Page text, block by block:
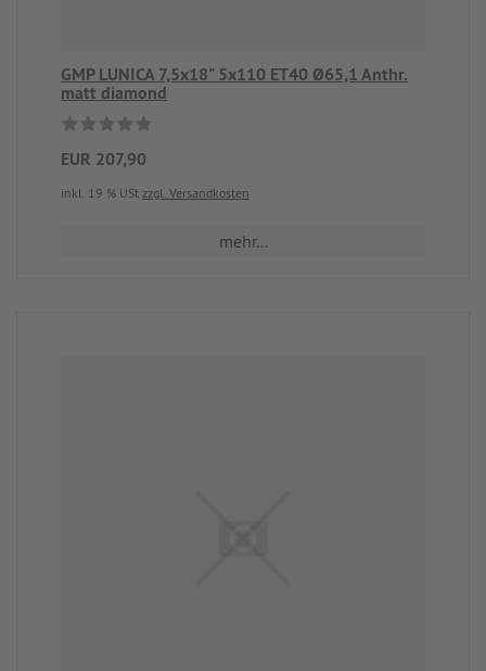
GMP LUNICA 7,5x18" 5x110 ET40 Ø65,1 Anthr.
matt diamond
EUR 207,90
inkl. 19 % USt zzgl. Versandkosten
mehr...